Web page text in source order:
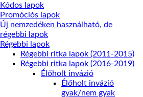
Kódos lapok
Promóciós lapok
Új nemzedéken használható, de
régebbi lapok
Régebbi lapok
Régebbi ritka lapok (2011-2015)
Régebbi ritka lapok (2016-2019)
Élőholt invázió
Élőholt invázió
gyak/nem gyak